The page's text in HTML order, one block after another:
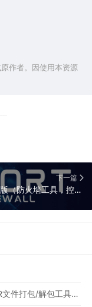
作者。因使用本资源
下一篇
Fort Firewall 3.16.5 绿色版（防火墙工具，控制程序连网状态）
WinASAR文件管理工具 2.1.0 正式版（高仿WinRAR，最好用的Electron ASAR文件打包/解包工具、压缩/解压工具）